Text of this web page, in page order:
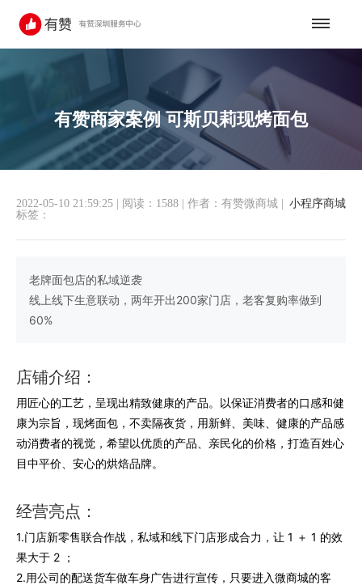
有赞商家案例 可斯贝莉现烤面包
小程序商城
2022-05-10 21:59:25 阅读：1588 作者：有赞微商城
标签：
老牌面包店的私域逆袭
线上线下生意联动，两年开出200家门店，老客复购率做到
60%
店铺介绍：
用匠心的工艺，呈现出精致健康的产品。以保证消费者的口感和健
康为宗旨，现烤面包，不卖隔夜货，用新鲜、美味、健康的产品感
动消费者的视觉，希望以优质的产品、亲民化的价格，打造百姓心
目中平价、安心的烘焙品牌。
经营亮点：
1.门店新零售联合作战，私域和线下门店形成合力，让 1 ＋ 1 的效
果大于 2 ；
2.用公司的配送货车做车身广告进行宣传，只要进入微商城的客